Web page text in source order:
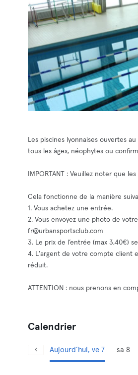
Les piscines lyonnaises ouvertes
tous les âges, néophytes ou
IMPORTANT : Veuillez noter que
Cela fonctionne de la manière
1. Vous achetez une entrée.
2. Vous envoyez une photo de
fr@urbansportsclub.com
3. Le prix de l’entrée (max 3,40€)
4. L'argent de votre compte client
réduit.
ATTENTION : nous prenons en
Calendrier
Aujourd’hui, ve 7 sa 8